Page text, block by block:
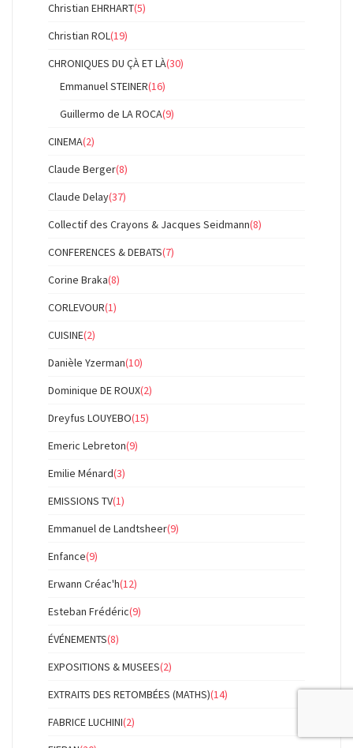
Christian EHRHART(5)
Christian ROL(19)
CHRONIQUES DU ÇÀ ET LÀ(30)
Emmanuel STEINER(16)
Guillermo de LA ROCA(9)
CINEMA(2)
Claude Berger(8)
Claude Delay(37)
Collectif des Crayons & Jacques Seidmann(8)
CONFERENCES & DEBATS(7)
Corine Braka(8)
CORLEVOUR(1)
CUISINE(2)
Danièle Yzerman(10)
Dominique DE ROUX(2)
Dreyfus LOUYEBO(15)
Emeric Lebreton(9)
Emilie Ménard(3)
EMISSIONS TV(1)
Emmanuel de Landtsheer(9)
Enfance(9)
Erwann Créac'h(12)
Esteban Frédéric(9)
ÉVÉNEMENTS(8)
EXPOSITIONS & MUSEES(2)
EXTRAITS DES RETOMBÉES (MATHS)(14)
FABRICE LUCHINI(2)